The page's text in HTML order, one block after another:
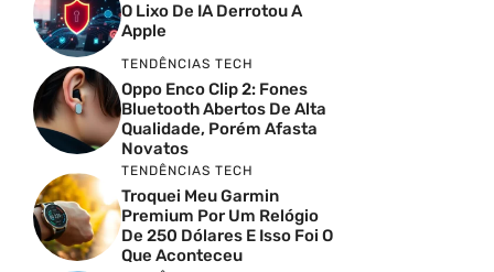
O Lixo De IA Derrotou A
Apple
TENDÊNCIAS TECH
Oppo Enco Clip 2: Fones
Bluetooth Abertos De Alta
Qualidade, Porém Afasta
Novatos
TENDÊNCIAS TECH
Troquei Meu Garmin
Premium Por Um Relógio
De 250 Dólares E Isso Foi O
Que Aconteceu